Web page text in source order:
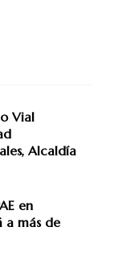
Vial
Alcaldía
en
a más de